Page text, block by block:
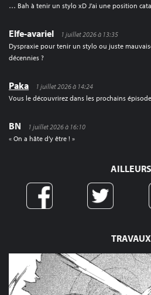
TRAVAUX
… Bah à tenir un stylo xD J’ai une position
Elfe-avariel
1 juillet 2026 à 13:35
Dyspraxie pour tenir un stylo ou juste
décennies ?
Paka
1 juillet 2026 à 14:24
Vous le découvrirez dans les prochains
BN
1 juillet 2026 à 16:10
« On a hâte d’y être ! »
AILLEURS